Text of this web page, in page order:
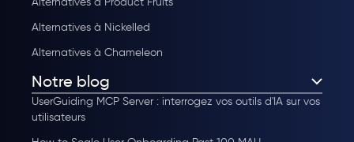
Alternatives à Nickelled
Alternatives à Chameleon
Notre blog
UserGuiding MCP Server : interrogez vos outils d'IA sur vos
utilisateurs